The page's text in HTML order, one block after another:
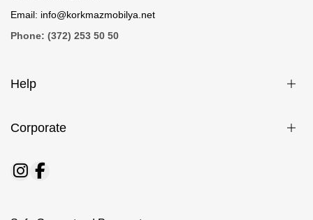
Email: info@korkmazmobilya.net
Phone: (372) 253 50 50
Help
Corporate